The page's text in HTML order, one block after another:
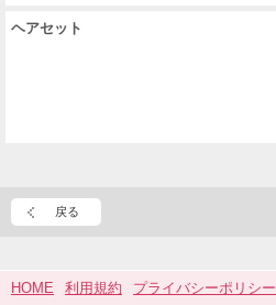
ヘアセット
戻る
HOME 利用規約 プライバシーポリシー